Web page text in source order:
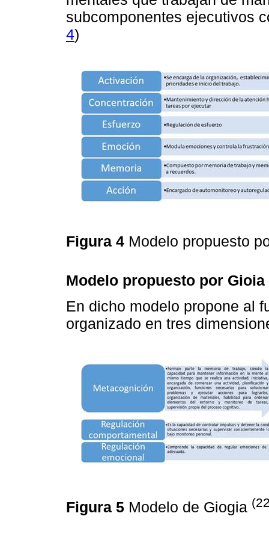
subcomponentes ejecutivos
4)
Figura 4 Modelo propuesto
Modelo propuesto por Gioia
En dicho modelo propone al
organizado en tres
Figura 5 Modelo de Giogia